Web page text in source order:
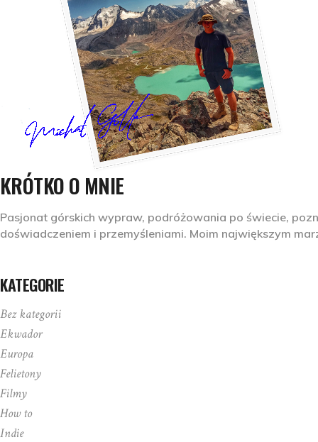
KRÓTKO O MNIE
Pasjonat górskich wypraw, podróżowania po świecie,
doświadczeniem i przemyśleniami. Moim największym
KATEGORIE
Bez kategorii
Ekwador
Europa
Felietony
Filmy
How to
Indie